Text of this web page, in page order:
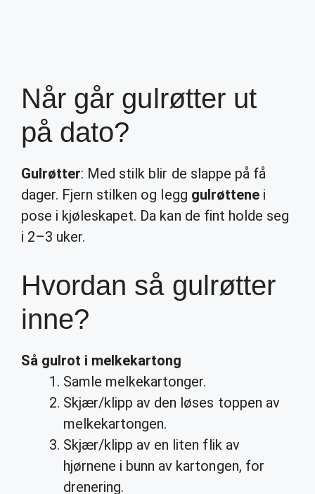
Når går gulrøtter ut
på dato?
Gulrøtter: Med stilk blir de slappe på få
dager. Fjern stilken og legg gulrøttenei
pose i kjøleskapet. Da kan de fint holde seg
i 2–3 uker.
Hvordan så gulrøtter
inne?
Så gulrot i melkekartong
Samle melkekartonger.
Skjær/klipp av den løses toppen av
melkekartongen.
Skjær/klipp av en liten flik av
hjørnene i bunn av kartongen, for
drenering.